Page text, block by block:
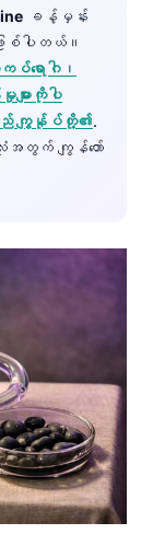
ခန့်မှန်း
ဖြစ်ပါတယ်။
ကပ်ရောဂါ၊
ားကိုပါ
ည် ကျွန်ုပ်တို့၏.
တွက် ကျွန်တော်